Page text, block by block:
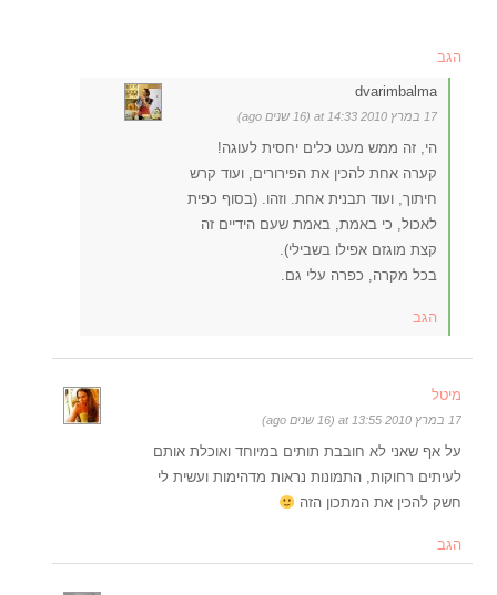
הגב
dvarimbalma
17 במרץ 2010 at 14:33 (16 שנים ago)
הי, זה ממש מעט כלים יחסית לעוגה!
קערה אחת להכין את הפירורים, ועוד קרש
חיתוך, ועוד תבנית אחת. וזהו. (בסוף כפית
לאכול, כי באמת, באמת שעם הידיים זה
קצת מוגזם אפילו בשבילי).
בכל מקרה, כפרה עלי גם.
הגב
מיטל
17 במרץ 2010 at 13:55 (16 שנים ago)
על אף שאני לא חובבת תותים במיוחד ואוכלת אותם
לעיתים רחוקות, התמונות נראות מדהימות ועשית לי
חשק להכין את המתכון הזה
הגב